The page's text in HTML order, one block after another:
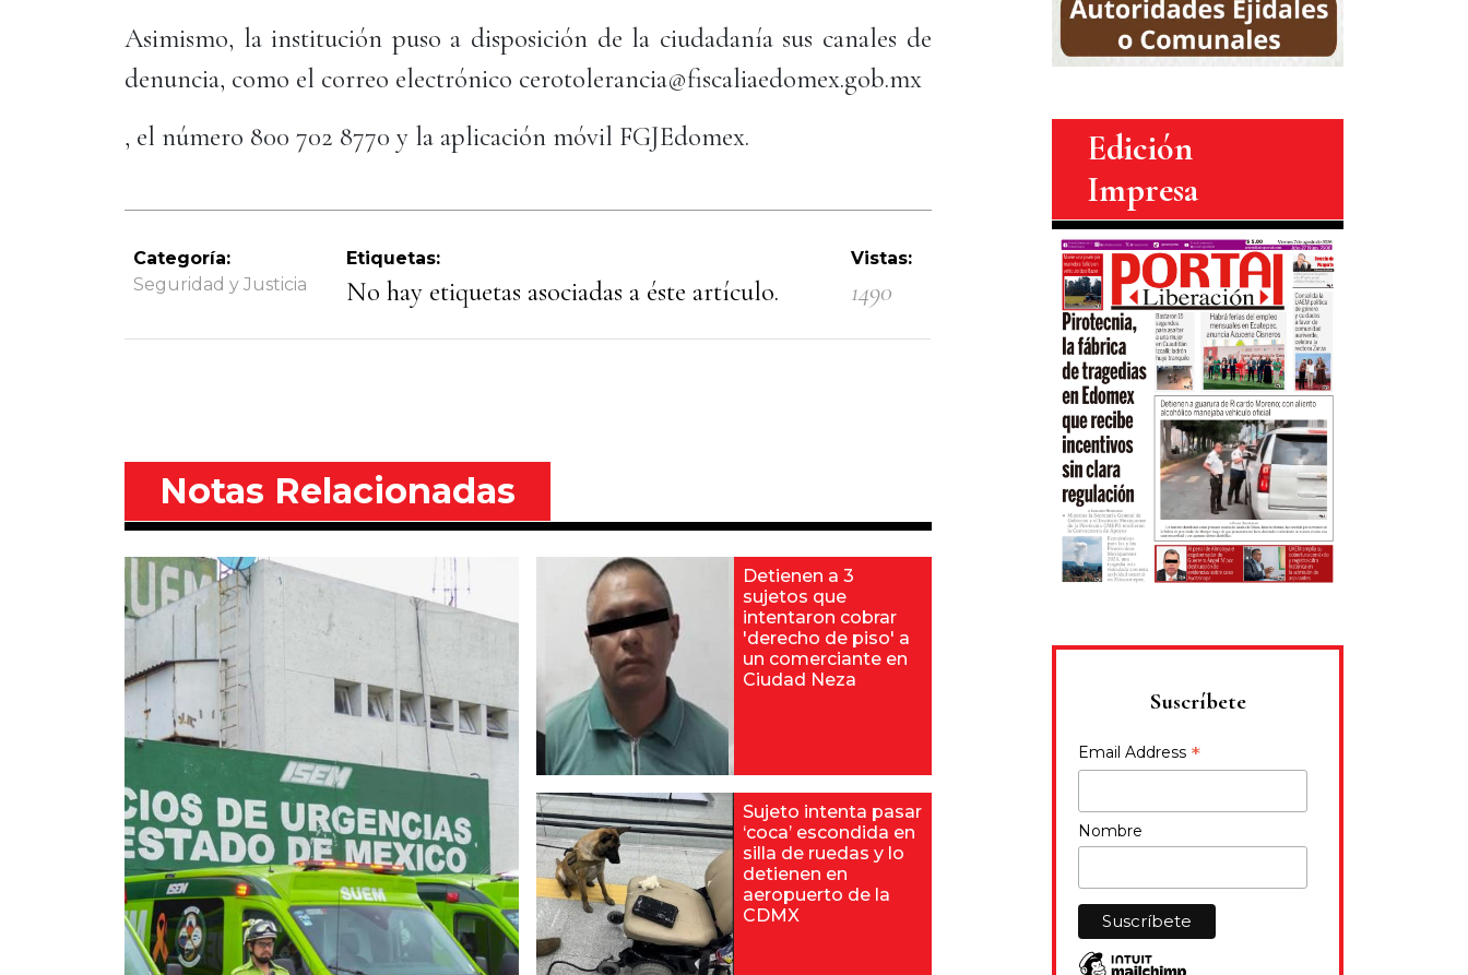
Asimismo, la institución puso a disposición de la ciudadanía sus canales de
denuncia, como el correo electrónico cerotolerancia@fiscaliaedomex.gob.mx
, el número 800 702 8770 y la aplicación móvil FGJEdomex.
Categoría:
Seguridad y Justicia
Etiquetas:
No hay etiquetas asociadas a éste artículo.
Vistas:
1490
Notas Relacionadas
Detienen a 3
sujetos que
intentaron cobrar
'derecho de piso' a
un comerciante en
Ciudad Neza
Sujeto intenta pasar
‘coca’ escondida en
silla de ruedas y lo
detienen en
aeropuerto de la
CDMX
Edición
Impresa
Suscríbete
Email Address *
Nombre